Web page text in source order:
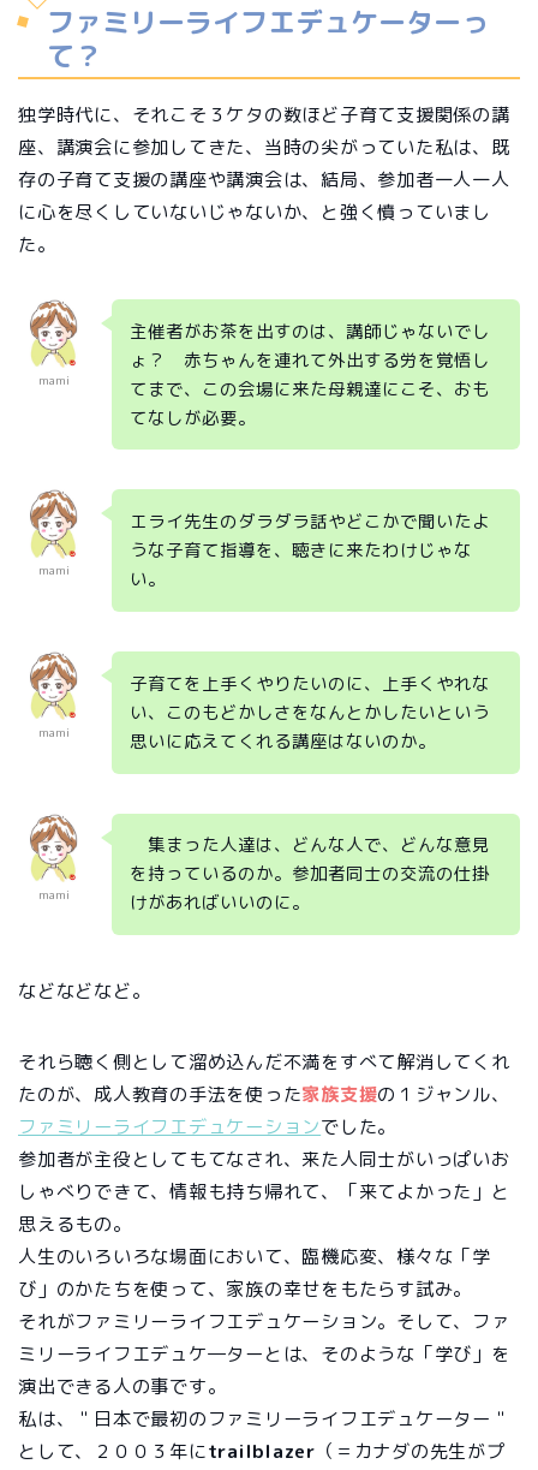
ファミリーライフエデュケーターっ
て？
独学時代に、それこそ３ケタの数ほど子育て支援関係の講
座、講演会に参加してきた、当時の尖がっていた私は、既
存の子育て支援の講座や講演会は、結局、参加者一人一人
に心を尽くしていないじゃないか、と強く憤っていまし
た。
mami
主催者がお茶を出すのは、講師じゃないでし
ょ？ 赤ちゃんを連れて外出する労を覚悟し
てまで、この会場に来た母親達にこそ、おも
てなしが必要。
mami
エライ先生のダラダラ話やどこかで聞いたよ
うな子育て指導を、聴きに来たわけじゃな
い。
mami
子育てを上手くやりたいのに、上手くやれな
い、このもどかしさをなんとかしたいという
思いに応えてくれる講座はないのか。
mami
集まった人達は、どんな人で、どんな意見
を持っているのか。参加者同士の交流の仕掛
けがあればいいのに。
などなどなど。
それら聴く側として溜め込んだ不満をすべて解消してくれ
たのが、成人教育の手法を使った家族支援の１ジャンル、
ファミリーライフエデュケーションでした。
参加者が主役としてもてなされ、来た人同士がいっぱいお
しゃべりできて、情報も持ち帰れて、「来てよかった」と
思えるもの。
人生のいろいろな場面において、臨機応変、様々な「学
び」のかたちを使って、家族の幸せをもたらす試み。
それがファミリーライフエデュケーション。そして、ファ
ミリーライフエデュケ―ターとは、そのような「学び」を
演出できる人の事です。
私は、＂日本で最初のファミリーライフエデュケーター＂
として、２００３年にtrailblazer （＝カナダの先生がプ